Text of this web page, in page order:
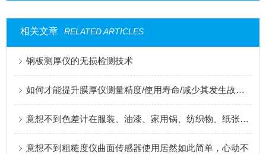
相关文章 RELATED ARTICLES
钢板测厚仪的无损检测技术
如何才能提升膜厚仪测量精度/使用寿命/减少其发生故障步骤
意想不到色差计在服装、油漆、家用锅、纺织物、纸张等等行业发挥重要作用
意想不到粗糙度仪曲面传感器使用居然如此简单，心动不